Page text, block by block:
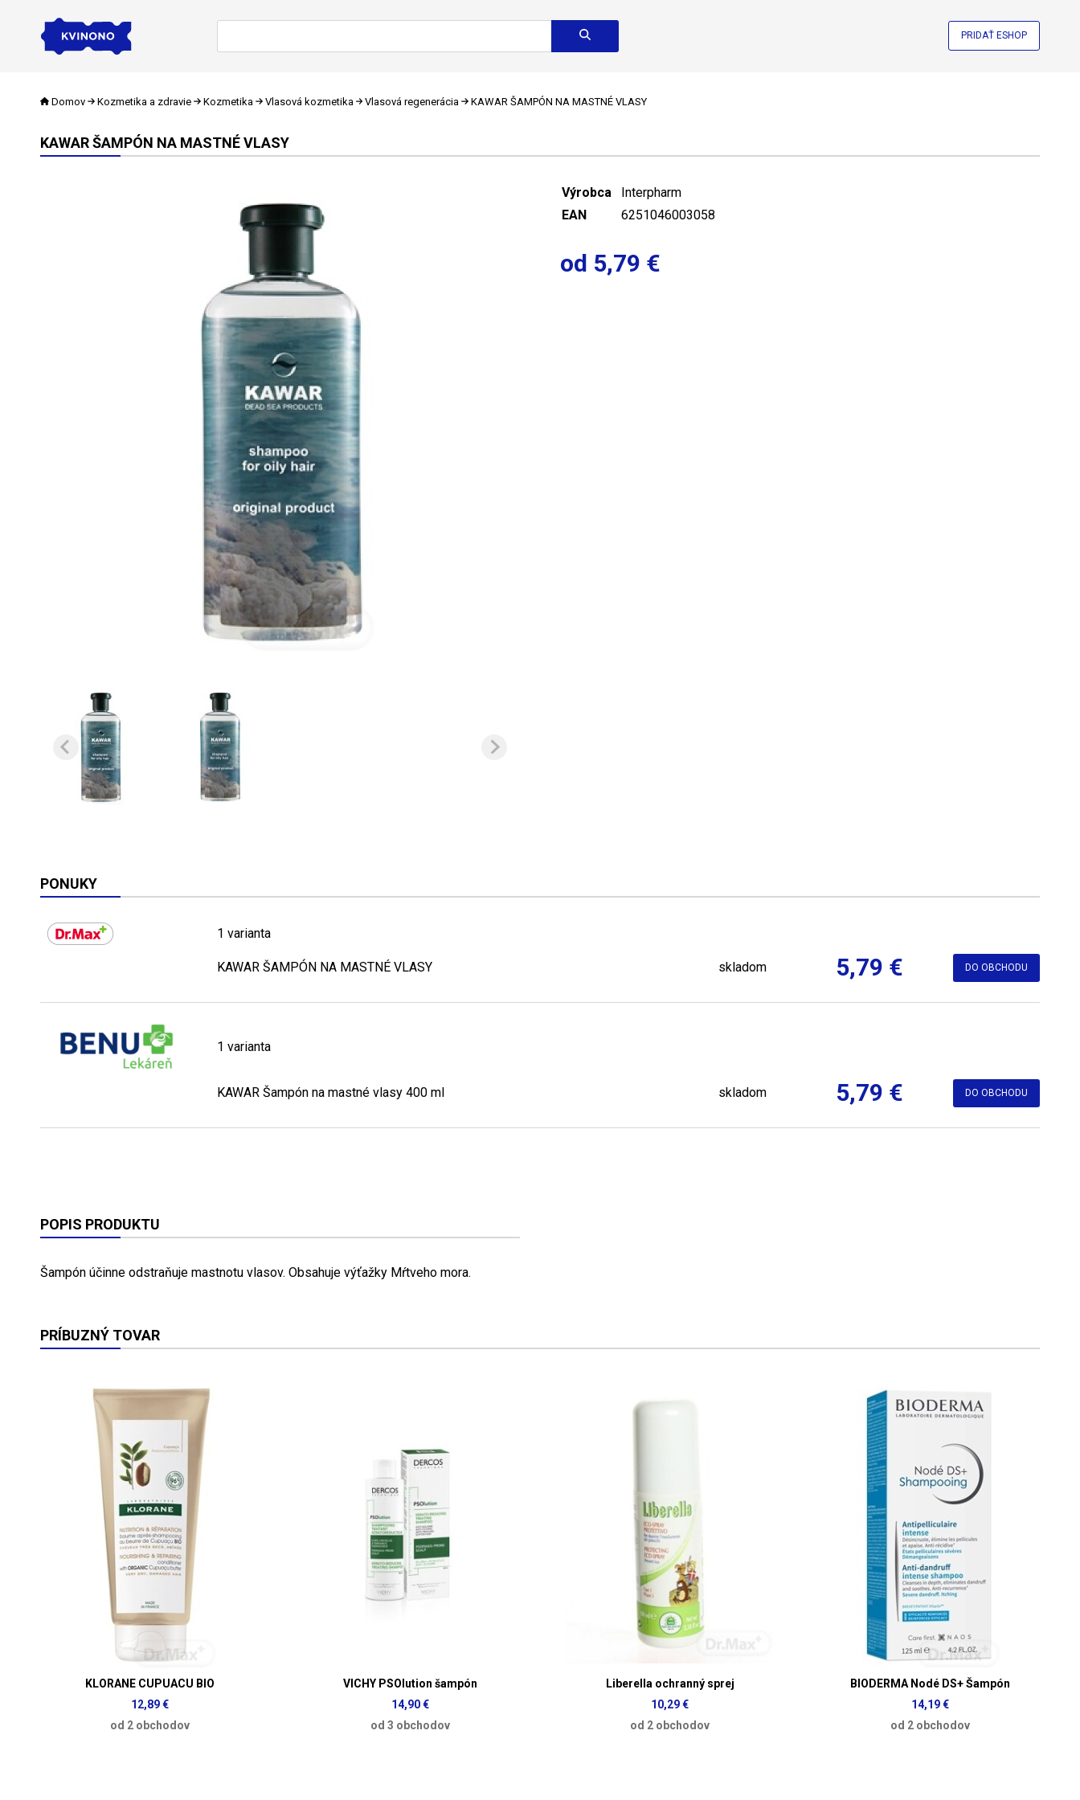
PRIDAŤ ESHOP
Domov Kozmetika a zdravie Kozmetika Vlasová kozmetika Vlasová regenerácia KAWAR ŠAMPÓN NA MASTNÉ VLASY
KAWAR ŠAMPÓN NA MASTNÉ VLASY
Výrobca
Interpharm
EAN
6251046003058
od 5,79 €
PONUKY
1 varianta
KAWAR ŠAMPÓN NA MASTNÉ VLASY skladom 5,79 € DO OBCHODU
1 varianta
KAWAR Šampón na mastné vlasy 400 ml skladom 5,79 € DO OBCHODU
POPIS PRODUKTU
Šampón účinne odstraňuje mastnotu vlasov. Obsahuje výťažky Mŕtveho mora.
PRÍBUZNÝ TOVAR
KLORANE CUPUACU BIO
12,89 €
od 2 obchodov
VICHY PSOlution šampón
14,90 €
od 3 obchodov
Liberella ochranný sprej
10,29 €
od 2 obchodov
BIODERMA Nodé DS+ Šampón
14,19 €
od 2 obchodov